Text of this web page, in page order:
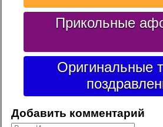
Прикольные
Оригинальные
Добавить комментарий